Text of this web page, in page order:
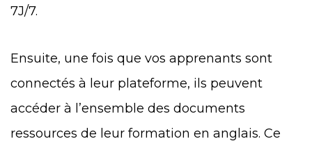
7J/7.
Ensuite, une fois que vos apprenants sont
connectés à leur plateforme, ils peuvent
accéder à l’ensemble des documents
ressources de leur formation en anglais. Ce